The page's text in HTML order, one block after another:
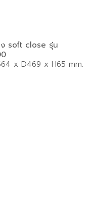
ง soft close รุ่น
x D469 x H65 mm.